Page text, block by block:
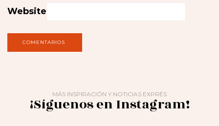
Website
MÁS INSPIRACIÓN Y NOTICIAS EXPRÉS
¡Síguenos en Instagram!